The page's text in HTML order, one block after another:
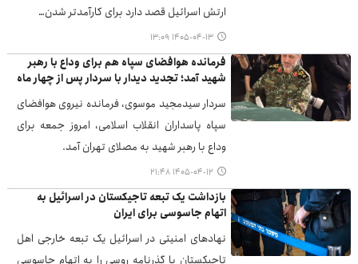
ارتش اسرائیل قصد دارد برای کارآمدتر شدن…
۱۴۰۵-۰۴-۱۳ ۱۳:۰۹
فرمانده هوافضای سپاه هم برای وداع با رهبر
شهید آمد؛ تجدید دیدار با سردار پس از چهار ماه
سردار سیدمجید موسوی، فرمانده نیروی هوافضای
سپاه پاسداران انقلاب اسلامی، امروز جمعه برای
وداع با رهبر شهید به مصلای تهران آمد.
۱۴۰۵-۰۴-۱۲ ۲۱:۴۸
بازداشت یک تبعه تاجیکستان در اسرائیل به
اتهام جاسوسی برای ایران
نهادهای امنیتی در اسرائیل یک تبعه خارجی اهل
تاجیکستان با گذرنامه روسی را به اتهام جاسوسی